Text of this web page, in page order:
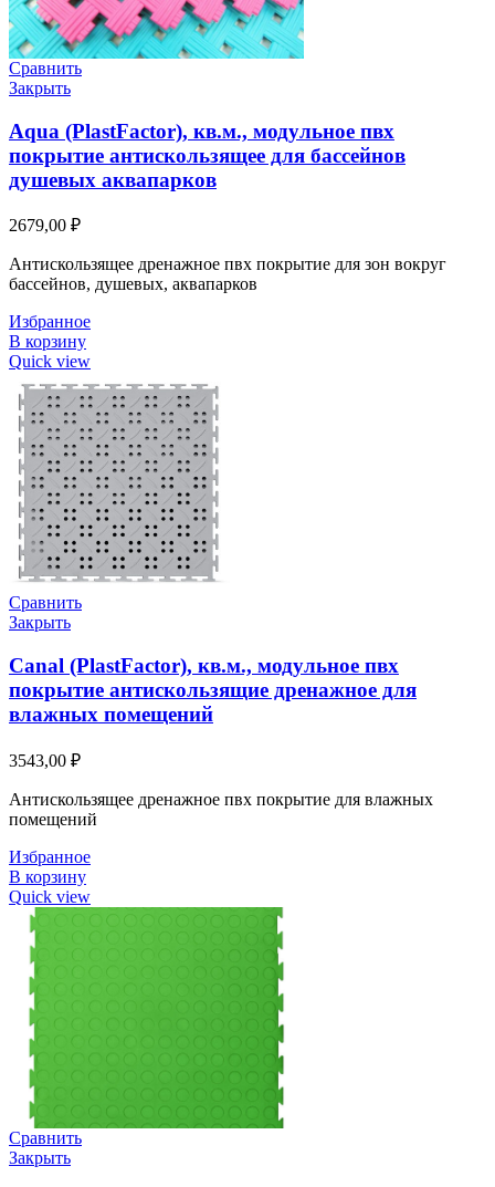
Сравнить
Закрыть
Aqua (PlastFactor), кв.м., модульное пвх
покрытие антискользящее для бассейнов
душевых аквапарков
2679,00 ₽
Антискользящее дренажное пвх покрытие для зон вокруг
бассейнов, душевых, аквапарков
Избранное
В корзину
Quick view
Сравнить
Закрыть
Canal (PlastFactor), кв.м., модульное пвх
покрытие антискользящие дренажное для
влажных помещений
3543,00 ₽
Антискользящее дренажное пвх покрытие для влажных
помещений
Избранное
В корзину
Quick view
Сравнить
Закрыть